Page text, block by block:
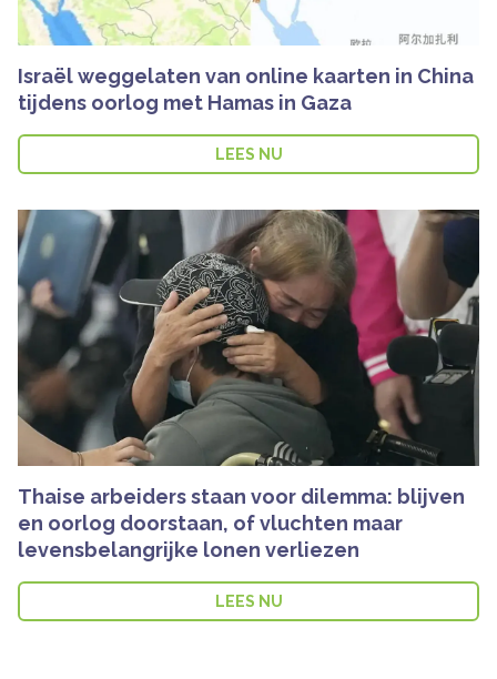
Israël weggelaten van online kaarten in China
tijdens oorlog met Hamas in Gaza
LEES NU
Thaise arbeiders staan voor dilemma: blijven
en oorlog doorstaan, of vluchten maar
levensbelangrijke lonen verliezen
LEES NU